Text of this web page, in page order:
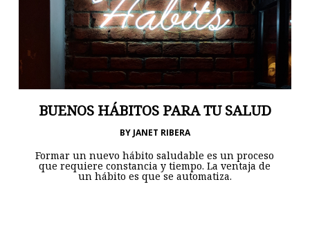
BUENOS HÁBITOS PARA TU SALUD
BY JANET RIBERA
Formar un nuevo hábito saludable es un proceso
que requiere constancia y tiempo. La ventaja de
un hábito es que se automatiza.